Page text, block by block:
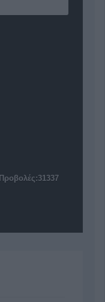
Προβολές:31337